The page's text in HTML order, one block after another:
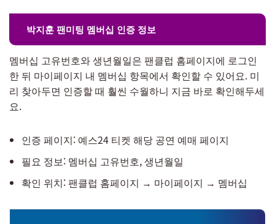
박지훈 팬미팅 멤버십 인증 정보
멤버십 고유번호와 생년월일은 팬클럽 홈페이지에 로그인
한 뒤 마이페이지 내 멤버십 항목에서 확인할 수 있어요. 미
리 찾아두면 인증할 때 훨씬 수월하니 지금 바로 확인해두세
요.
인증 페이지: 예스24 티켓 해당 공연 예매 페이지
필요 정보: 멤버십 고유번호, 생년월일
확인 위치: 팬클럽 홈페이지 → 마이페이지 → 멤버십